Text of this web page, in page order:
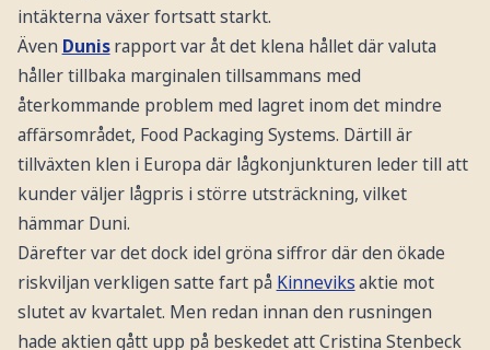
intäkterna växer fortsatt starkt.
Även Dunis rapport var åt det klena hållet där valuta
håller tillbaka marginalen tillsammans med
återkommande problem med lagret inom det mindre
affärsområdet, Food Packaging Systems. Därtill är
tillväxten klen i Europa där lågkonjunkturen leder till att
kunder väljer lågpris i större utsträckning, vilket
hämmar Duni.
Därefter var det dock idel gröna siffror där den ökade
riskviljan verkligen satte fart på Kinneviks aktie mot
slutet av kvartalet. Men redan innan den rusningen
hade aktien gått upp på beskedet att Cristina Stenbeck